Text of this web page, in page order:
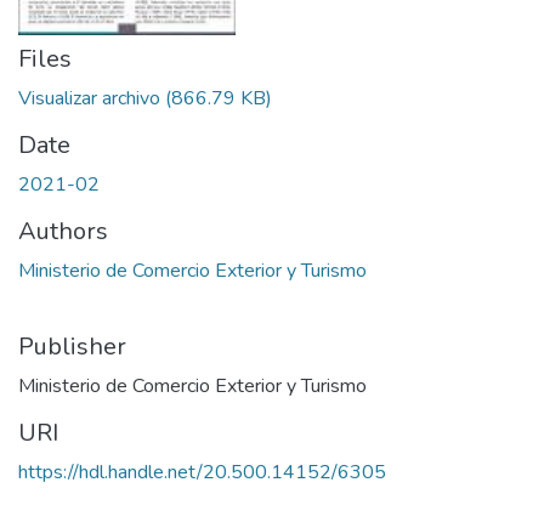
Files
Visualizar archivo (866.79 KB)
Date
2021-02
Authors
Ministerio de Comercio Exterior y Turismo
Publisher
Ministerio de Comercio Exterior y Turismo
URI
https://hdl.handle.net/20.500.14152/6305